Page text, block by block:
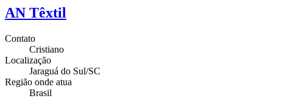
AN Têxtil
Contato
Cristiano
Localização
Jaraguá do Sul/SC
Região onde atua
Brasil